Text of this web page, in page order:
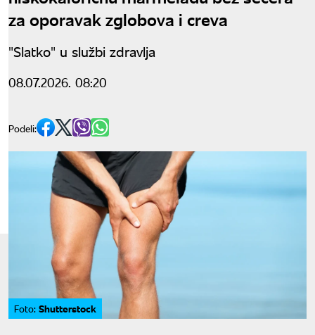
za oporavak zglobova i creva
"Slatko" u službi zdravlja
08.07.2026. 08:20
Podeli:
Foto: Shutterstock